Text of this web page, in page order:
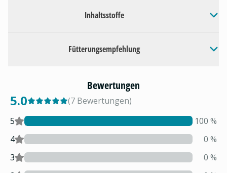
Inhaltsstoffe
Fütterungsempfehlung
Bewertungen
5.0 (7 Bewertungen)
5
100 %
4
0 %
3
0 %